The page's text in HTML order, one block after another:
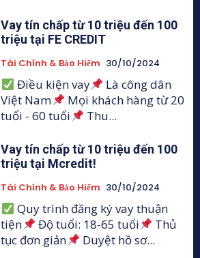
Vay tín chấp từ 10 triệu đến 100
triệu tại FE CREDIT
Tài Chính & Bảo Hiểm 30/10/2024
Điều kiện vay
Là công dân
Việt Nam
Mọi khách hàng từ 20
tuổi - 60 tuổi
Thu...
Vay tín chấp từ 10 triệu đến 100
triệu tại Mcredit!
Tài Chính & Bảo Hiểm 30/10/2024
Quy trình đăng ký vay thuận
tiện
Độ tuổi: 18-65 tuổi
Thủ
tục đơn giản
Duyệt hồ sơ...